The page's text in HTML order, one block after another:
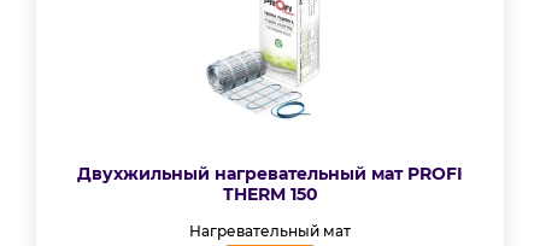
Двухжильный нагревательный мат PROFI
THERM 150
Нагревательный мат